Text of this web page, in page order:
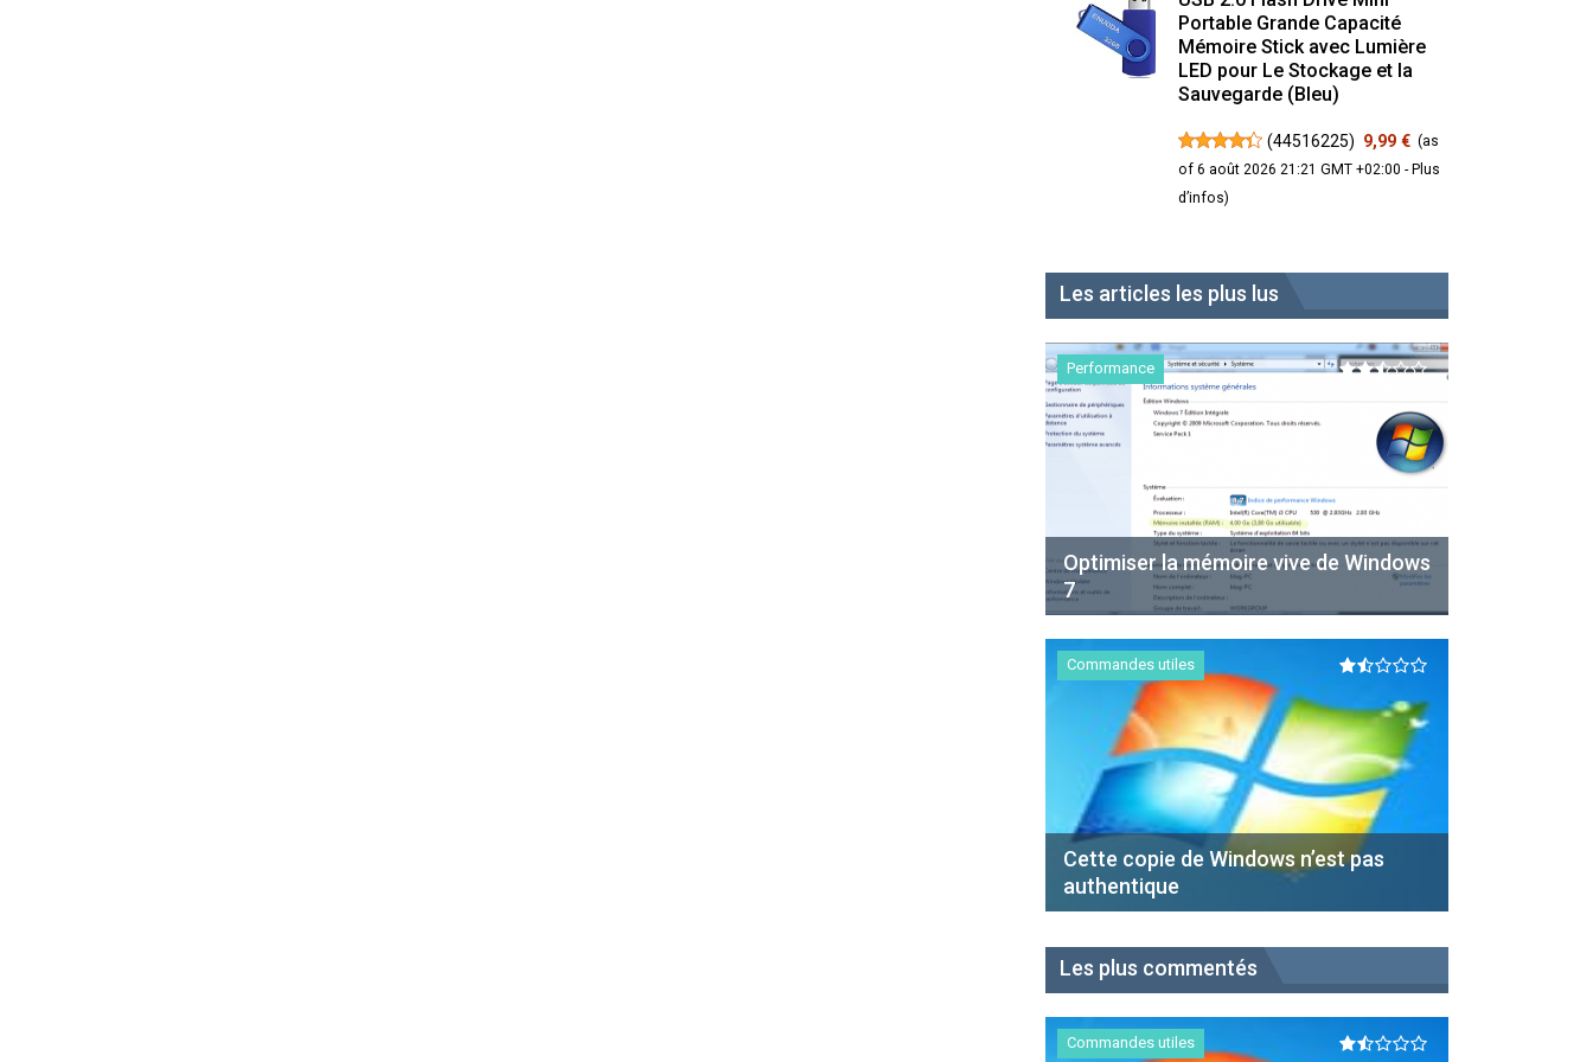
Portable Grande Capacité
Mémoire Stick avec Lumière
LED pour Le Stockage et la
Sauvegarde (Bleu)
(44516225) 9,99 € (as
of 6 août 2026 21:21 GMT +02:00 -Plus
d’infos)
Les articles les plus lus
Performance
Optimiser la mémoire vive de Windows
7
Commandes utiles
Cette copie de Windows n’est pas
authentique
Les plus commentés
Commandes utiles